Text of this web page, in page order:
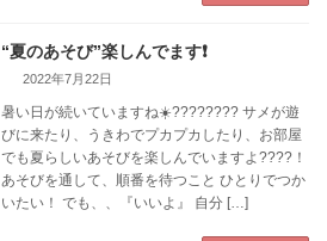
“夏のあそび”楽しんでます❗
2022年7月22日
暑い日が続いていますね☀️???????? サメが遊
びに来たり、うきわでプカプカしたり、お部屋
でも夏らしいあそびを楽しんでいますよ????！
あそびを通して、順番を待つこと ひとりでつか
いたい！ でも、、『いいよ』 自分 […]